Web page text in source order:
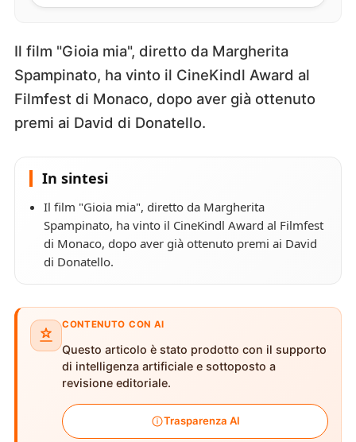
Il film "Gioia mia", diretto da Margherita
Spampinato, ha vinto il CineKindl Award al
Filmfest di Monaco, dopo aver già ottenuto
premi ai David di Donatello.
In sintesi
Il film "Gioia mia", diretto da Margherita
Spampinato, ha vinto il CineKindl Award al Filmfest
di Monaco, dopo aver già ottenuto premi ai David
di Donatello.
CONTENUTO CON AI
Questo articolo è stato prodotto con il supporto
di intelligenza artificiale e sottoposto a
revisione editoriale.
Trasparenza AI